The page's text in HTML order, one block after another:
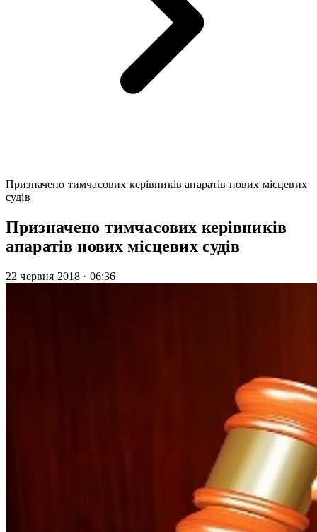
Призначено тимчасових керівників апаратів нових місцевих
судів
Призначено тимчасових керівників
апаратів нових місцевих судів
22 червня 2018 · 06:36